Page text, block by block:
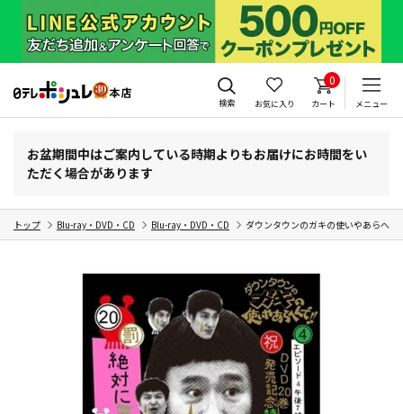
検索 お気に入り
0
カート メニュー
お盆期間中はご案内している時期よりもお届けにお時間をい
ただく場合があります
トップ Blu-ray・DVD・CD Blu-ray・DVD・CD ダウンタウンのガキの使いやあら